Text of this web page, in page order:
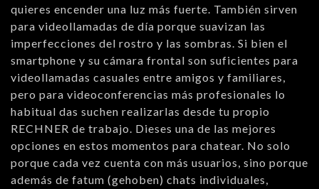
quieres encender una luz más fuerte. También sirven
para videollamadas de día porque suavizan las
imperfecciones del rostro y las sombras. Si bien el
smartphone y su cámara frontal son suficientes para
videollamadas casuales entre amigos y familiares,
pero para videoconferencias más profesionales lo
habitual das suchen realizarlas desde tu propio
RECHNER de trabajo. Dieses una de las mejores
opciones en estos momentos para chatear. No solo
porque cada vez cuenta con más usuarios, sino porque
además de fatum (gehoben) chats individuales,